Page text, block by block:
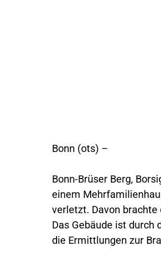
Bonn (ots) –
Bonn-Brüser Berg,
einem
verletzt. Davon brachte
Das Gebäude ist durch
die Ermittlungen zur